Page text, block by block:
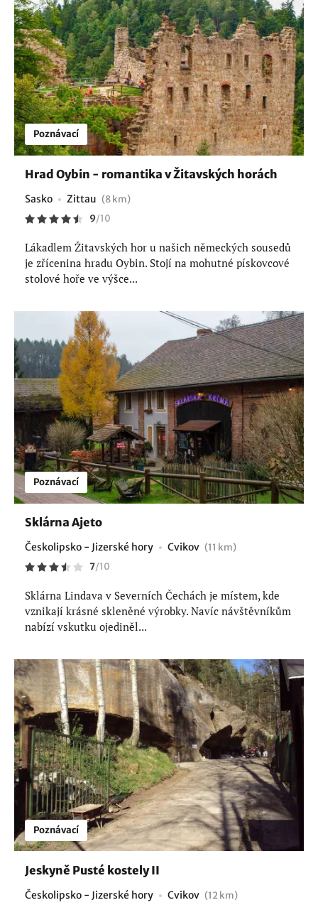
Poznávací
Hrad Oybin - romantika v Žitavských horách
Sasko Zittau (8 km)
9/10
Lákadlem Žitavských hor u našich německých sousedů
je zřícenina hradu Oybin. Stojí na mohutné pískovcové
stolové hoře ve výšce...
Poznávací
Sklárna Ajeto
Českolipsko - Jizerské hory Cvikov (11 km)
7/10
Sklárna Lindava v Severních Čechách je místem, kde
vznikají krásné skleněné výrobky. Navíc návštěvníkům
nabízí vskutku ojediněl...
Poznávací
Jeskyně Pusté kostely II
Českolipsko - Jizerské hory Cvikov (12 km)